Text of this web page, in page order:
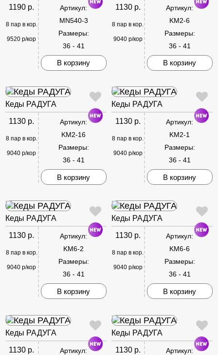
1190 р.
8 пар в кор.
9520 р/кор
Артикул:
MN540-3
Размеры:
36 - 41
В корзину
1130 р.
8 пар в кор.
9040 р/кор
Артикул:
KM2-6
Размеры:
36 - 41
В корзину
Кеды РАДУГА
1130 р.
8 пар в кор.
9040 р/кор
Артикул:
KM2-16
Размеры:
36 - 41
В корзину
Кеды РАДУГА
1130 р.
8 пар в кор.
9040 р/кор
Артикул:
KM2-1
Размеры:
36 - 41
В корзину
Кеды РАДУГА
1130 р.
8 пар в кор.
9040 р/кор
Артикул:
KM6-2
Размеры:
36 - 41
В корзину
Кеды РАДУГА
1130 р.
8 пар в кор.
9040 р/кор
Артикул:
KM6-6
Размеры:
36 - 41
В корзину
Кеды РАДУГА
1130 р.
Артикул:
Кеды РАДУГА
1130 р.
Артикул: